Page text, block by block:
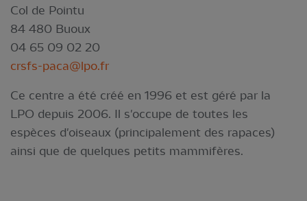
Col de Pointu
84 480 Buoux
04 65 09 02 20
crsfs-paca@lpo.fr
Ce centre a été créé en 1996 et est géré par la
LPO depuis 2006. Il s'occupe de toutes les
espèces d'oiseaux (principalement des rapaces)
ainsi que de quelques petits mammifères.